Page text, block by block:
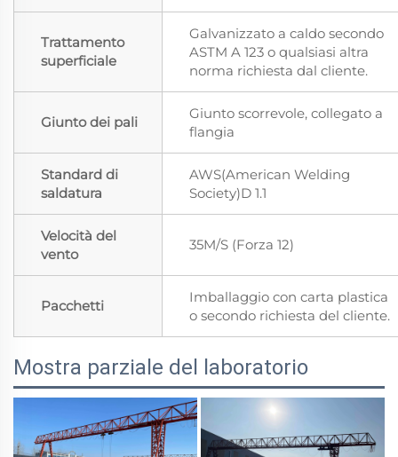
Trattamento
superficiale
Galvanizzato a caldo secondo
ASTM A 123 o qualsiasi altra
norma richiesta dal cliente.
Giunto dei pali
Giunto scorrevole, collegato a
flangia
Standard di
saldatura
AWS(American Welding
Society)D 1.1
Velocità del
vento
35M/S (Forza 12)
Pacchetti
Imballaggio con carta plastica
o secondo richiesta del cliente.
Mostra parziale del laboratorio